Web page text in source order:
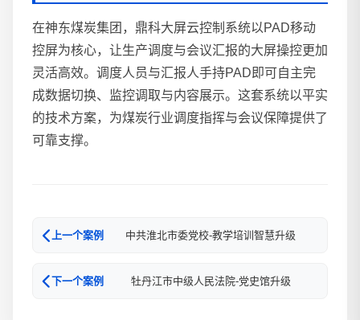
在神东煤炭集团，鼎科大屏云控制系统以PAD移动
控屏为核心，让生产调度与会议汇报的大屏操控更加
灵活高效。调度人员与汇报人手持PAD即可自主完
成数据切换、监控调取与内容展示。这套系统以平实
的技术方案，为煤炭行业调度指挥与会议保障提供了
可靠支撑。
上一个案例 中共淮北市委党校-教学培训智慧升级
牡丹江市中级人民法院-党史馆升级
下一个案例